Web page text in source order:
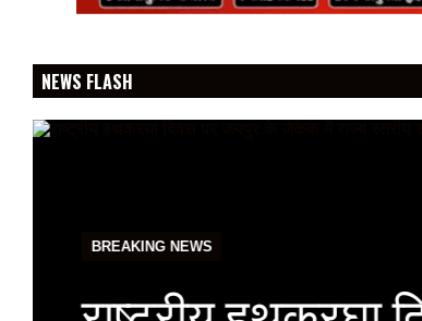
NEWS FLASH
BREAKING NEWS